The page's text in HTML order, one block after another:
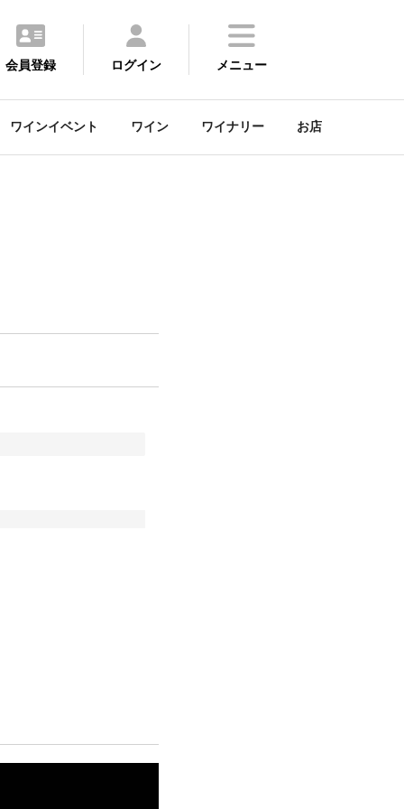
会員登録 ログイン メニュー
ワインイベント ワイン ワイナリー お店